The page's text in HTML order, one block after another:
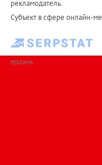
рекламодатель.
Субъект в сфере онлайн-
РЕКЛАМА